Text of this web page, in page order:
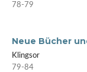
78-79
Neue Bücher
Klingsor
79-84